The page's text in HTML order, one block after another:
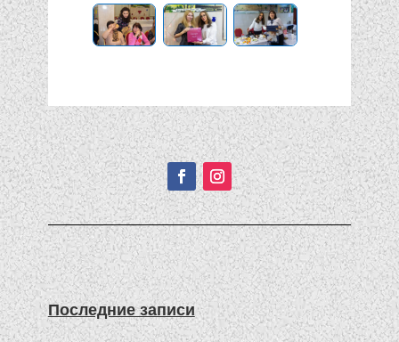
Подписывайтесь!
Последние записи